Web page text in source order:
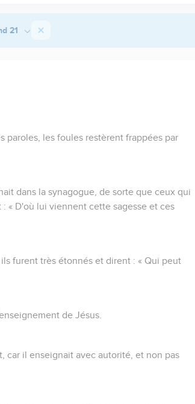
21
paroles, les foules restèrent frappées par
dans la synagogue, de sorte que ceux qui
« D'où lui viennent cette sagesse et ces
furent très étonnés et dirent : « Qui peut
de Jésus.
car il enseignait avec autorité, et non pas